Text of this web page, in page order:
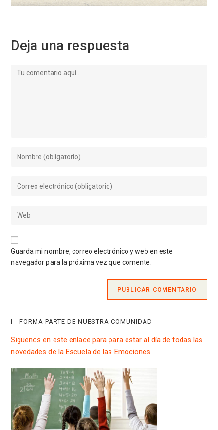
Deja una respuesta
Comentario
usuario
de
electrónico
para
comentar
de
tu
web
Guarda mi nombre, correo electrónico y web en este
navegador para la próxima vez que comente.
FORMA PARTE DE NUESTRA COMUNIDAD
Siguenos en este enlace para para estar al día de todas las
novedades de la Escuela de las Emociones.